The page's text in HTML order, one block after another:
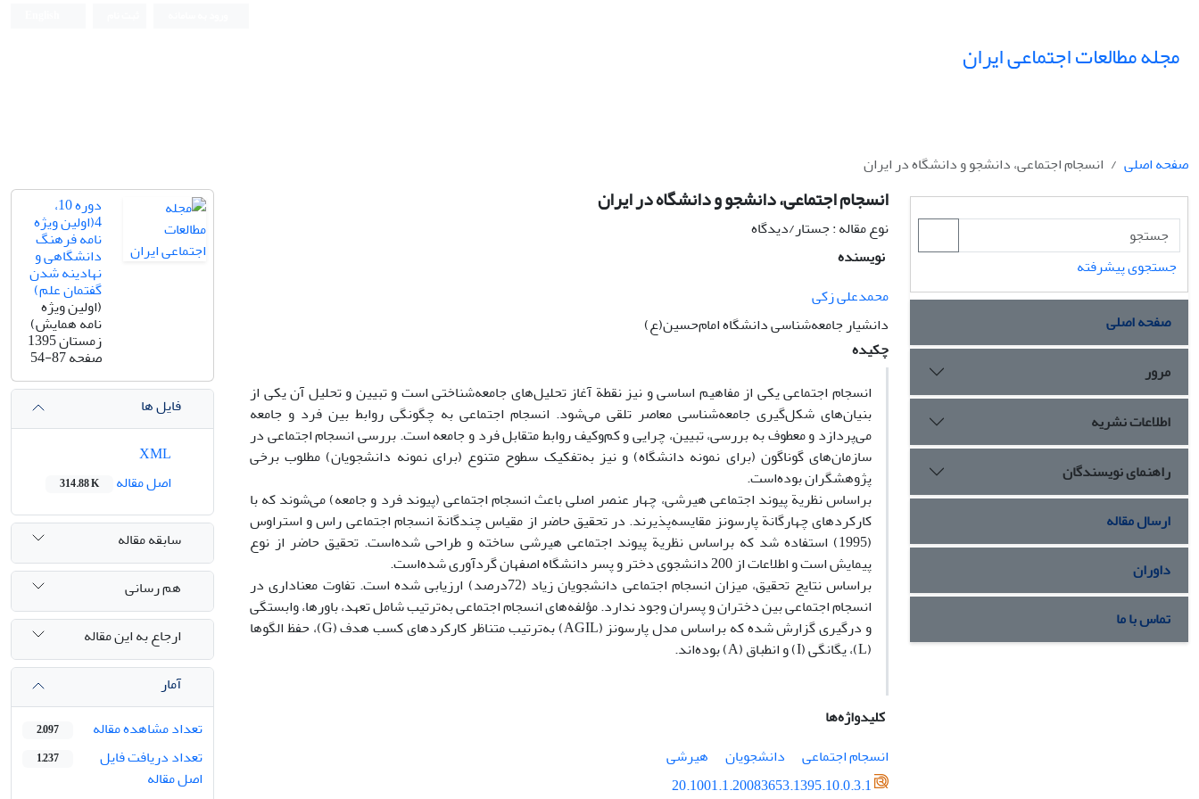
مجله مطالعات اجتماعی ایران
صفحه اصلی انسجام اجتماعی، دانشجو و دانشگاه در ایران
انسجام اجتماعی، دانشجو و دانشگاه در ایران
نوع مقاله : جستار/دیدگاه
نویسنده
محمدعلی زکی
دانشیار جامعه‌شناسی دانشگاه امام‌حسین(ع)
چکیده
انسجام اجتماعی یکی از مفاهیم اساسی و نیز نقطة آغاز تحلیل‌های جامعه‌شناختی است و تبیین و تحلیل آن یکی از
بنیان‌های شکل‌گیری جامعه‌شناسی معاصر تلقی می‌شود. انسجام اجتماعی به چگونگی روابط بین فرد و جامعه
می‌پردازد و معطوف به بررسی، تبیین، چرایی و کم‌وکیف روابط متقابل فرد و جامعه است. بررسی انسجام اجتماعی در
سازمان‌های گوناگون (برای نمونه دانشگاه) و نیز به‌تفکیک سطوح متنوع (برای نمونه دانشجویان) مطلوب برخی
پژوهشگران بوده‌است.
براساس نظریة پیوند اجتماعی هیرشی، چهار عنصر اصلی باعث انسجام اجتماعی (پیوند فرد و جامعه) می‌شوند که با
کارکردهای چهارگانة پارسونز مقایسه‌پذیرند. در تحقیق حاضر از مقیاس چندگانة انسجام اجتماعی راس و استراوس
(1995) استفاده شد که براساس نظریة پیوند اجتماعی هیرشی ساخته و طراحی شده‌است. تحقیق حاضر از نوع
پیمایش است و اطلاعات از 200 دانشجوی دختر و پسر دانشگاه اصفهان گردآوری شده‌است.
براساس نتایج تحقیق، میزان انسجام اجتماعی دانشجویان زیاد (72درصد) ارزیابی شده است. تفاوت معناداری در
انسجام اجتماعی بین دختران و پسران وجود ندارد. مؤلفه‌های انسجام اجتماعی به‌ترتیب شامل تعهد، باورها، وابستگی
و درگیری گزارش شده که براساس مدل پارسونز (AGIL) به‌ترتیب متناظر کارکردهای کسب هدف (G)، حفظ الگوها
(L)، یگانگی (I) و انطباق (A) بوده‌اند.
کلیدواژه‌ها
انسجام اجتماعی
دانشجویان
هیرشی
20.1001.1.20083653.1395.10.0.3.1
دوره 10،
4(اولین ویژه
نامه فرهنگ
دانشگاهی و
نهادینه شدن
گفتمان علم)
(اولین ویژه
نامه همایش)
زمستان 1395
صفحه54-87
فایل ها
اصل مقاله
314.88 K
سابقه مقاله
هم رسانی
ارجاع به این مقاله
آمار
تعداد مشاهده مقاله
2,097
تعداد دریافت فایل
اصل مقاله
1,237
جستجوی پیشرفته
صفحه اصلی
مرور
اطلاعات نشریه
راهنمای نویسندگان
ارسال مقاله
داوران
تماس با ما